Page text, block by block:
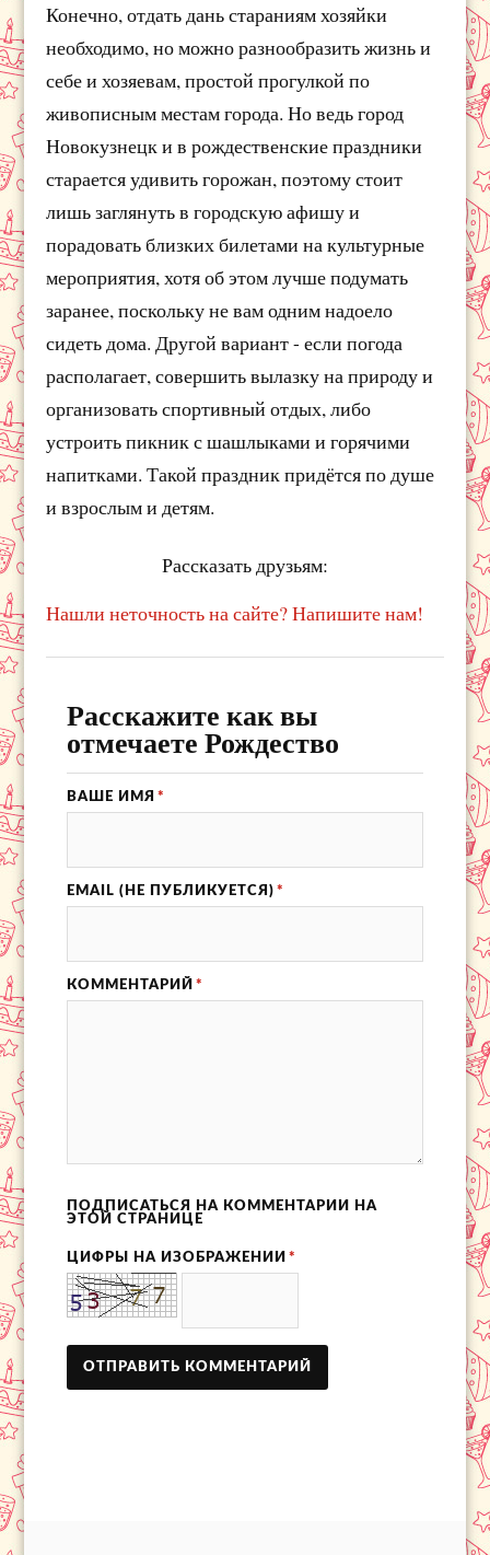
Конечно, отдать дань стараниям хозяйки
необходимо, но можно разнообразить жизнь и
себе и хозяевам, простой прогулкой по
живописным местам города. Но ведь город
Новокузнецк и в рождественские праздники
старается удивить горожан, поэтому стоит
лишь заглянуть в городскую афишу и
порадовать близких билетами на культурные
мероприятия, хотя об этом лучше подумать
заранее, поскольку не вам одним надоело
сидеть дома. Другой вариант - если погода
располагает, совершить вылазку на природу и
организовать спортивный отдых, либо
устроить пикник с шашлыками и горячими
напитками. Такой праздник придётся по душе
и взрослым и детям.
Рассказать друзьям:
Нашли неточность на сайте? Напишите нам!
Расскажите как вы
отмечаете Рождество
ВАШЕ ИМЯ *
EMAIL (НЕ ПУБЛИКУЕТСЯ) *
КОММЕНТАРИЙ *
ПОДПИСАТЬСЯ НА КОММЕНТАРИИ НА
ЭТОЙ СТРАНИЦЕ
ЦИФРЫ НА ИЗОБРАЖЕНИИ *